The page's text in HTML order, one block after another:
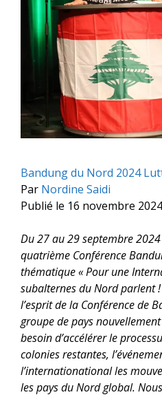
Bandung du Nord 2024
Par Nordine Saidi
Publié le 16 novembre 2024
Du 27 au 29 septembre
quatrième Conférence
thématique « Pour une
subalternes du Nord parlent !
l’esprit de la Conférence de
groupe de pays
besoin d’accélérer le
colonies restantes,
l’internationational les
les pays du Nord global.